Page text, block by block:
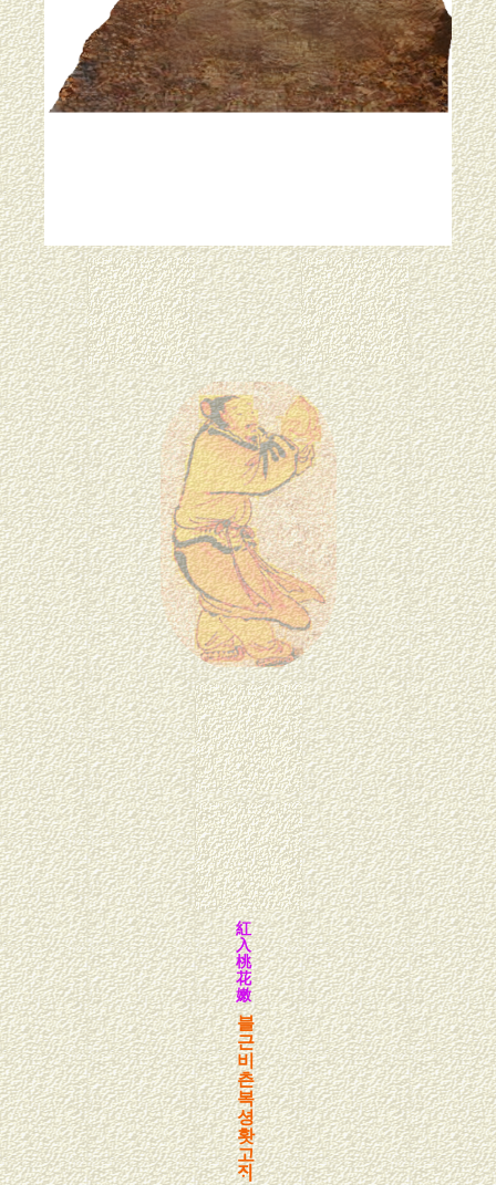
紅
入
桃
花
嫩
블
근
비
츤
복
셩
홧
고
ᄌᆡ